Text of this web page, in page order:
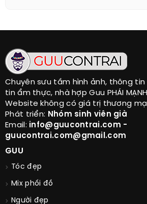
Chuyên sưu tầm hình ảnh, thông
tin ẩm thực, nhà hợp Guu PHÁI MẠNH
Website không có giá trị thương
Phát triển: Nhóm sinh viên già
Email: info@guucontrai.com -
guucontrai.com@gmail.com
GUU
Tóc đẹp
Mix phối đồ
Người đẹp